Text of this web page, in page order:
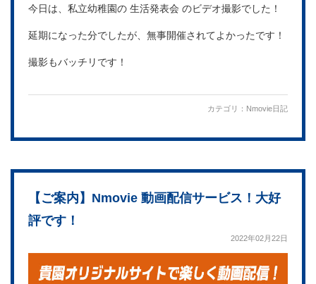
今日は、私立幼稚園の 生活発表会 のビデオ撮影でした！
延期になった分でしたが、無事開催されてよかったです！
撮影もバッチリです！
カテゴリ： Nmovie日記
【ご案内】Nmovie 動画配信サービス！大好
評です！
2022年02月22日